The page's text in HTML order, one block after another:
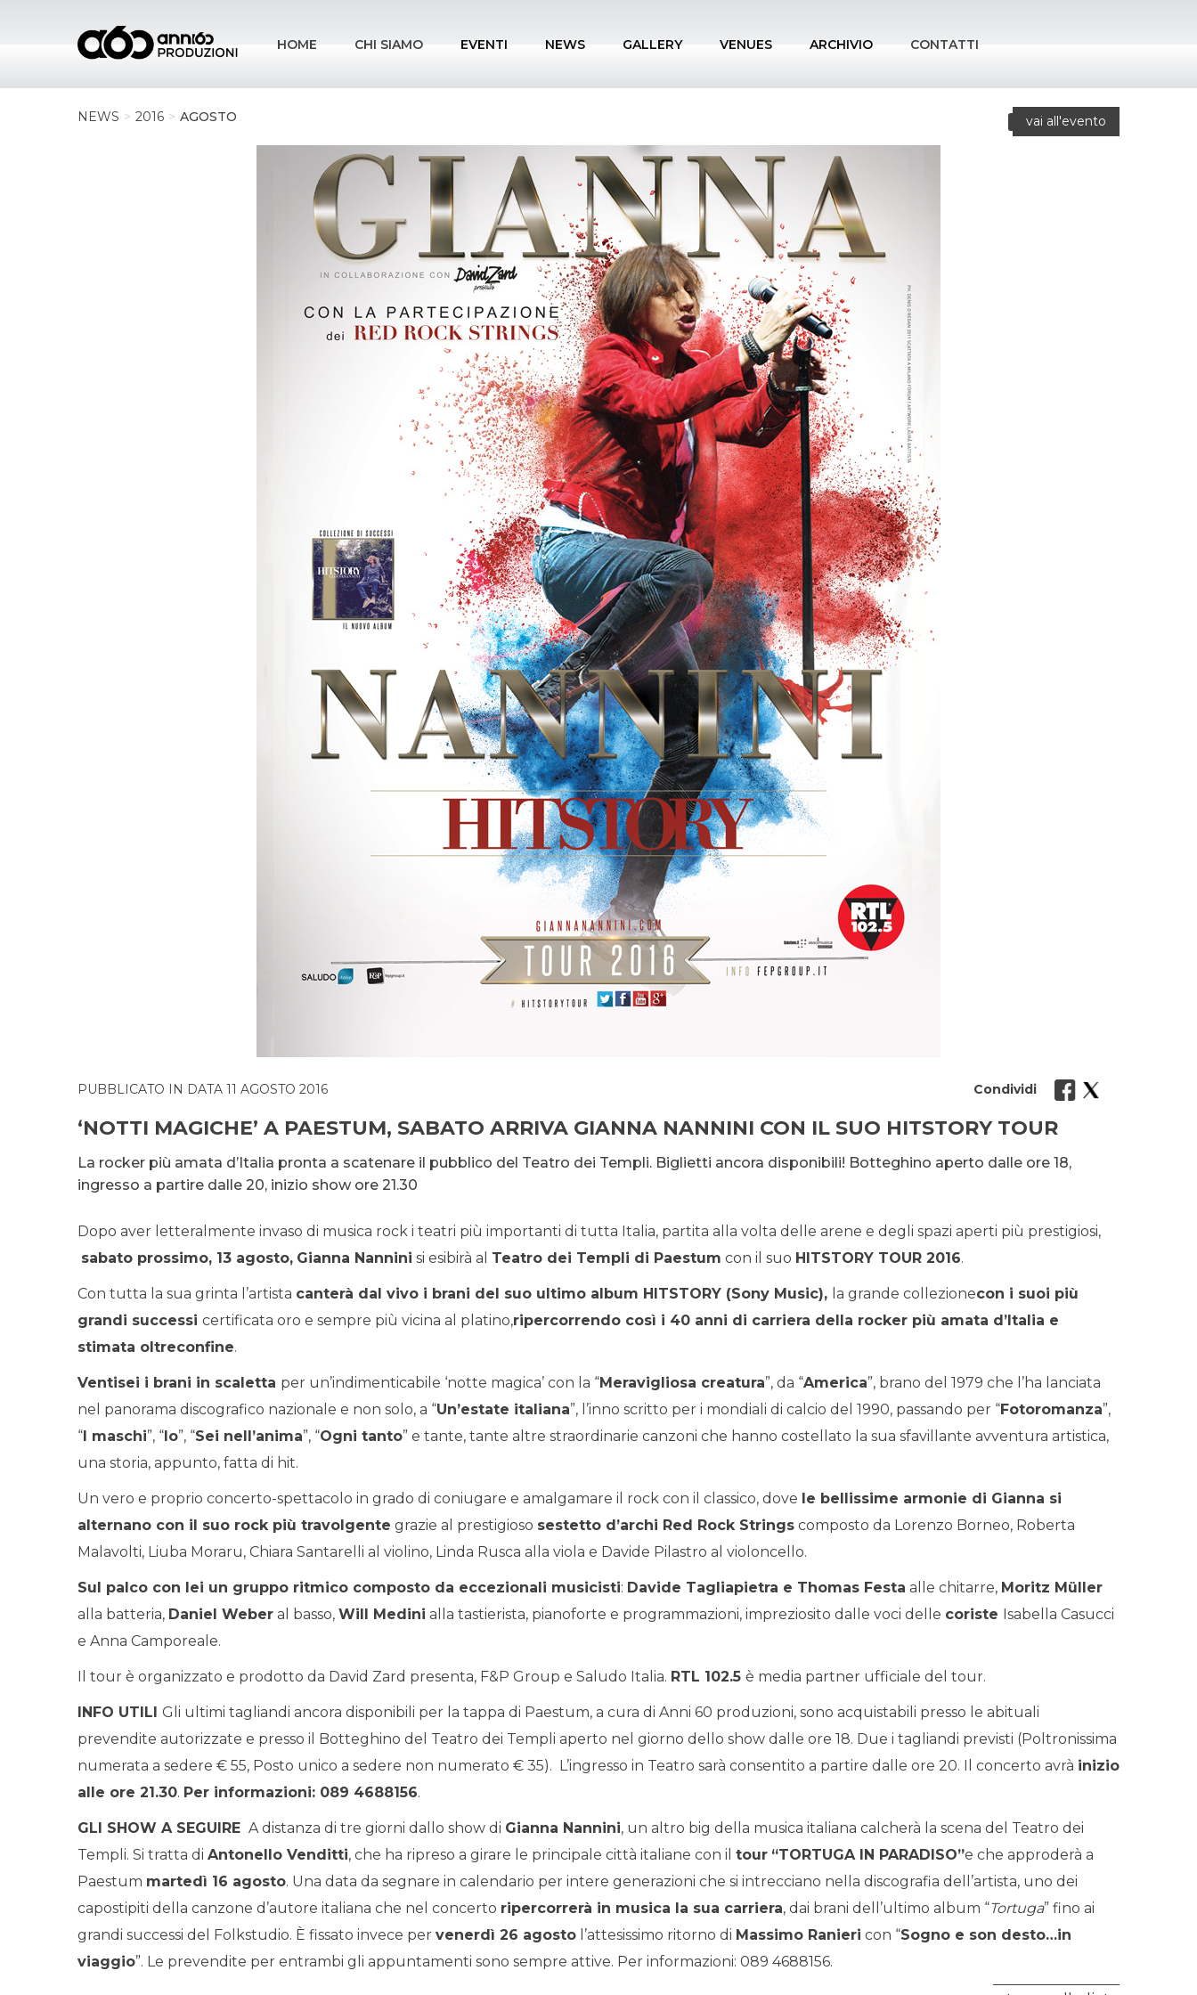
HOME CHI SIAMO EVENTI NEWS GALLERY VENUES ARCHIVIO CONTATTI
NEWS 2016 AGOSTO vai all'evento
PUBBLICATO IN DATA 11 AGOSTO 2016 Condividi
‘NOTTI MAGICHE’ A PAESTUM, SABATO ARRIVA GIANNA NANNINI CON IL SUO HITSTORY TOUR
La rocker più amata d’Italia pronta a scatenare il pubblico del Teatro dei Templi. Biglietti ancora disponibili! Botteghino aperto dalle ore 18,
ingresso a partire dalle 20, inizio show ore 21.30
Dopo aver letteralmente invaso di musica rock i teatri più importanti di tutta Italia, partita alla volta delle arene e degli spazi aperti più prestigiosi,
sabato prossimo, 13 agosto, Gianna Nannini si esibirà al Teatro dei Templi di Paestum con il suo HITSTORY TOUR 2016.
Con tutta la sua grinta l’artista canterà dal vivo i brani del suo ultimo album HITSTORY (Sony Music), la grande collezionecon i suoi più
grandi successi certificata oro e sempre più vicina al platino,ripercorrendo così i 40 anni di carriera della rocker più amata d’Italia e
stimata oltreconfine.
Ventisei i brani in scaletta per un’indimenticabile ‘notte magica’ con la “Meravigliosa creatura”, da “America”, brano del 1979 che l’ha lanciata
nel panorama discografico nazionale e non solo, a “Un’estate italiana”, l’inno scritto per i mondiali di calcio del 1990, passando per “Fotoromanza”,
“I maschi”, “Io”, “Sei nell’anima”, “Ogni tanto” e tante, tante altre straordinarie canzoni che hanno costellato la sua sfavillante avventura artistica,
una storia, appunto, fatta di hit.
Un vero e proprio concerto-spettacolo in grado di coniugare e amalgamare il rock con il classico, dove le bellissime armonie di Gianna si
alternano con il suo rock più travolgente grazie al prestigioso sestetto d’archi Red Rock Strings composto da Lorenzo Borneo, Roberta
Malavolti, Liuba Moraru, Chiara Santarelli al violino, Linda Rusca alla viola e Davide Pilastro al violoncello.
Sul palco con lei un gruppo ritmico composto da eccezionali musicisti: Davide Tagliapietra e Thomas Festa alle chitarre, Moritz Müller
alla batteria, Daniel Weber al basso, Will Medini alla tastierista, pianoforte e programmazioni, impreziosito dalle voci delle coriste Isabella Casucci
e Anna Camporeale.
Il tour è organizzato e prodotto da David Zard presenta, F&P Group e Saludo Italia. RTL 102.5 è media partner ufficiale del tour.
INFO UTILI Gli ultimi tagliandi ancora disponibili per la tappa di Paestum, a cura di Anni 60 produzioni, sono acquistabili presso le abituali
prevendite autorizzate e presso il Botteghino del Teatro dei Templi aperto nel giorno dello show dalle ore 18. Due i tagliandi previsti (Poltronissima
numerata a sedere € 55, Posto unico a sedere non numerato € 35). L’ingresso in Teatro sarà consentito a partire dalle ore 20. Il concerto avrà inizio
alle ore 21.30. Per informazioni: 089 4688156.
GLI SHOW A SEGUIRE A distanza di tre giorni dallo show di Gianna Nannini, un altro big della musica italiana calcherà la scena del Teatro dei
Templi. Si tratta di Antonello Venditti, che ha ripreso a girare le principale città italiane con il tour “TORTUGA IN PARADISO”e che approderà a
Paestum martedì 16 agosto. Una data da segnare in calendario per intere generazioni che si intrecciano nella discografia dell’artista, uno dei
capostipiti della canzone d’autore italiana che nel concerto ripercorrerà in musica la sua carriera, dai brani dell’ultimo album “Tortuga” fino ai
grandi successi del Folkstudio. È fissato invece per venerdì 26 agosto l’attesissimo ritorno di Massimo Ranieri con “Sogno e son desto…in
viaggio”. Le prevendite per entrambi gli appuntamenti sono sempre attive. Per informazioni: 089 4688156.